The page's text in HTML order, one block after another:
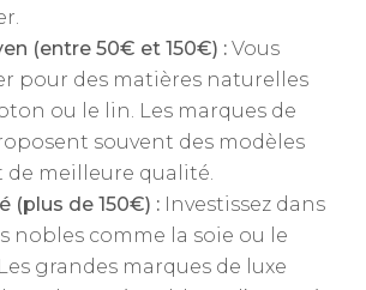
(entre 50€ et 150€) : Vous
pour des matières naturelles
ou le lin. Les marques de
souvent des modèles
de meilleure qualité.
(plus de 150€) : Investissez dans
nobles comme la soie ou le
grandes marques de luxe